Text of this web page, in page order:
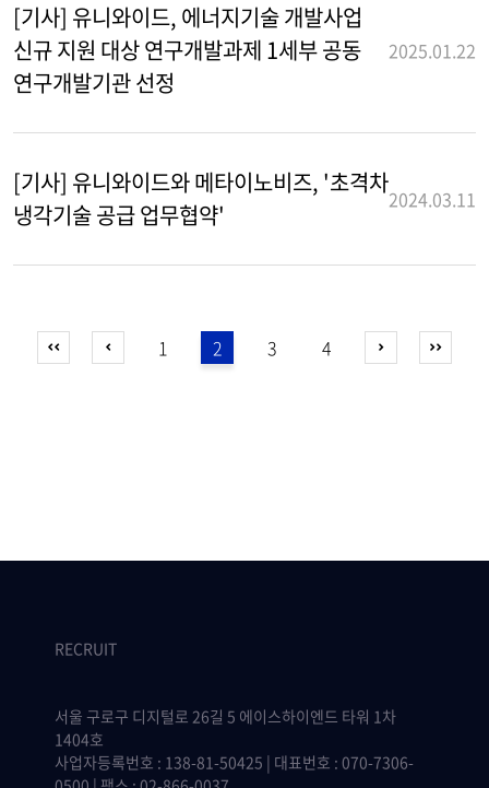
[기사] 유니와이드, 에너지기술 개발사업
신규 지원 대상 연구개발과제 1세부 공동
연구개발기관 선정
2025.01.22
[기사] 유니와이드와 메타이노비즈, '초격차
냉각기술 공급 업무협약'
2024.03.11
1 2 3 4
RECRUIT
서울 구로구 디지털로 26길 5 에이스하이엔드 타워 1차
1404호
사업자등록번호 : 138-81-50425 | 대표번호 : 070-7306-